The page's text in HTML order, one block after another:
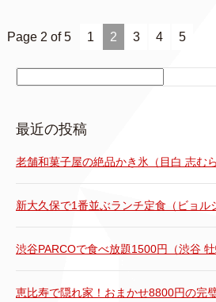
Page 2 of 5 1 2 3 4 5
最近の投稿
老舗和菓子屋の絶品かき氷（目白 志むら
新大久保で1番並ぶランチ定食（ビョル
渋谷PARCOで食べ放題1500円（渋谷 牡
恵比寿で隠れ家！おまかせ8800円の完